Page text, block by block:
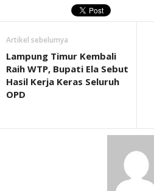
Artikel sebelumya
Lampung Timur Kembali
Raih WTP, Bupati Ela Sebut
Hasil Kerja Keras Seluruh
OPD